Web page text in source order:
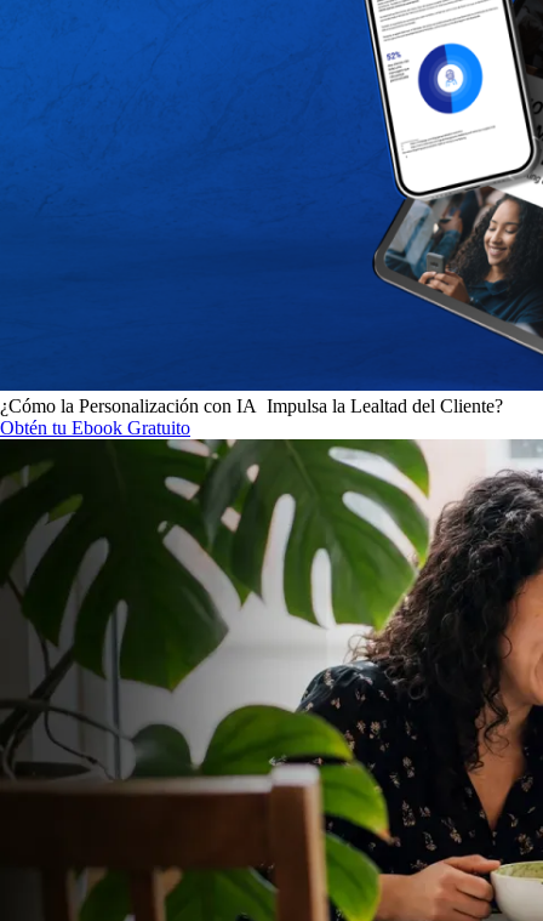
¿Cómo la Personalización con IA Impulsa la Lealtad del Cliente?
Obtén tu Ebook Gratuito